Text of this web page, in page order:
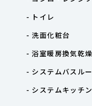
- トイレ
- 洗面化粧台
- 浴室暖房換気乾
- システムバスル
- システムキッチン